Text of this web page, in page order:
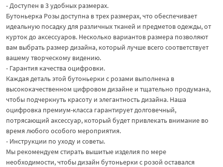
- Доступен в 3 удобных размерах.
Бутоньерка Розы доступна в трех размерах, что обеспечивает
идеальную посадку для различных тканей и предметов одежды, от
курток до аксессуаров. Несколько вариантов размера позволяют
вам выбрать размер дизайна, который лучше всего соответствует
вашему творческому видению.
- Гарантия качества оцифровки.
Каждая деталь этой бутоньерки с розами выполнена в
высококачественном цифровом дизайне и тщательно продумана,
чтобы подчеркнуть красоту и элегантность дизайна. Наша
оцифровка премиум-класса гарантирует долговечный,
потрясающий аксессуар, который будет привлекать внимание во
время любого особого мероприятия.
- Инструкции по уходу и советы.
Мы рекомендуем стирать вышитые изделия по мере
необходимости, чтобы дизайн бутоньерки с розой оставался